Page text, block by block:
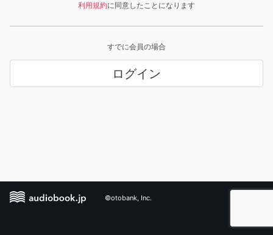
利用規約に同意したことになります
すでに会員の場合
ログイン
©otobank, Inc.